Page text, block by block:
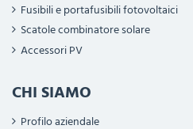
Fusibili e portafusibili fotovoltaici
Scatole combinatore solare
Accessori PV
CHI SIAMO
Profilo aziendale